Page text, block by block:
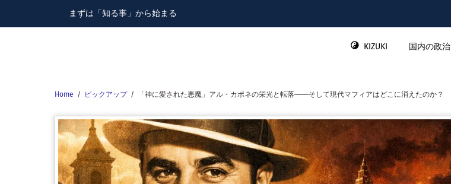
まずは「知る事」から始まる
KIZUKI 国内の政治
Home / ピックアップ / 「神に愛された悪魔」アル・カポネの栄光と転落――そして現代マフィアはどこに消えたのか？